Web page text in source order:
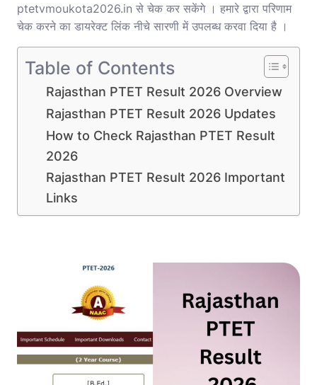
ptetvmoukota2026.in से चेक कर सकेंगे । हमारे द्वारा परिणाम
चेक करने का डायरेक्ट लिंक नीचे सारणी में उपलब्ध करवा दिया है ।
Table of Contents
Rajasthan PTET Result 2026 Overview
Rajasthan PTET Result 2026 Updates
How to Check Rajasthan PTET Result
2026
Rajasthan PTET Result 2026 Important
Links